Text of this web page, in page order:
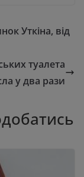
Уткіна, від
туалета
у два рази